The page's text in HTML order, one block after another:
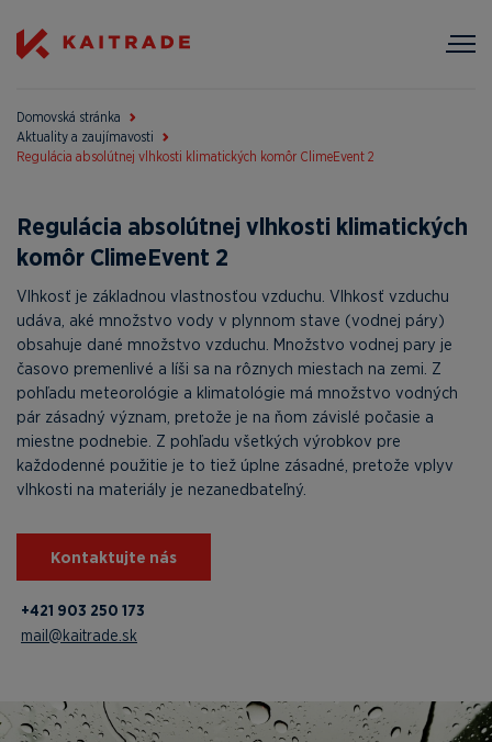
Domovská stránka
Aktuality a zaujímavosti
Regulácia absolútnej vlhkosti klimatických komôr ClimeEvent 2
Regulácia absolútnej vlhkosti klimatických
komôr ClimeEvent 2
Vlhkosť je základnou vlastnosťou vzduchu. Vlhkosť vzduchu
udáva, aké množstvo vody v plynnom stave (vodnej páry)
obsahuje dané množstvo vzduchu. Množstvo vodnej pary je
časovo premenlivé a líši sa na rôznych miestach na zemi. Z
pohľadu meteorológie a klimatológie má množstvo vodných
pár zásadný význam, pretože je na ňom závislé počasie a
miestne podnebie. Z pohľadu všetkých výrobkov pre
každodenné použitie je to tiež úplne zásadné, pretože vplyv
vlhkosti na materiály je nezanedbateľný.
Kontaktujte nás
+421 903 250 173
mail@kaitrade.sk